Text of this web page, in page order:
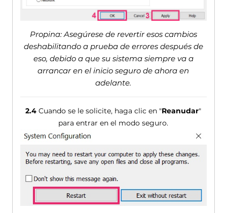
Propina: Asegúrese de revertir esos cambios
deshabilitando a prueba de errores después de
eso, debido a que su sistema siempre va a
arrancar en el inicio seguro de ahora en
adelante.
2.4 Cuando se le solicite, haga clic en "Reanudar"
para entrar en el modo seguro.